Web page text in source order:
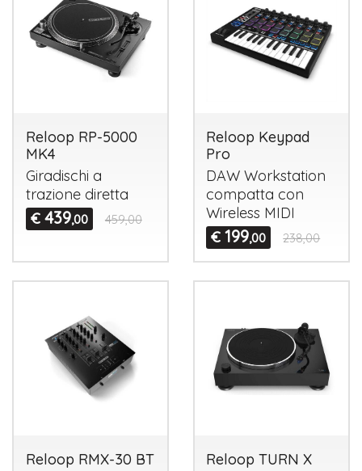
Reloop RP-5000
MK4
Giradischi a
trazione diretta
€ 439,00 459,00
Reloop Keypad
Pro
DAW Workstation
compatta con
Wireless MIDI
€ 199,00 238,00
Reloop RMX-30 BT
Reloop TURN X